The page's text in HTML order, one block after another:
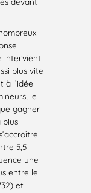
intervient
plus vite
à l’idée
le
gagner
plus
5,5
une
entre le
et